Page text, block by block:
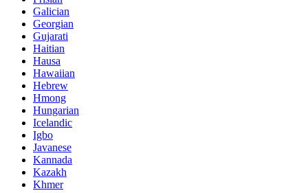
Galician
Georgian
Gujarati
Haitian
Hausa
Hawaiian
Hebrew
Hmong
Hungarian
Icelandic
Igbo
Javanese
Kannada
Kazakh
Khmer